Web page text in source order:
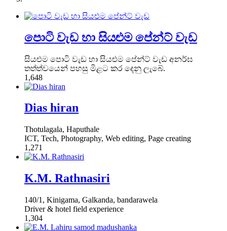
පොටි වැඩ හා සියළුම පේන්ට් වැඩ
සියළුම පොටි වැඩ හා සියළුම පේන්ට් වැඩ අනර්ඝ
තත්ත්වයෙන් පහසු මිළට කර දෙනු ලැබේ.
1,648
Dias hiran
Thotulagala, Haputhale
ICT, Tech, Photography, Web editing, Page creating
1,271
K.M. Rathnasiri
140/1, Kinigama, Galkanda, bandarawela
Driver & hotel field experience
1,304